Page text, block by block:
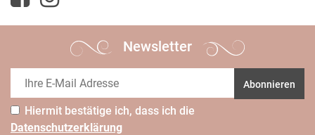
Newsletter
Abonnieren
Hiermit bestätige ich, dass ich die
Daten­schutz­erklärung